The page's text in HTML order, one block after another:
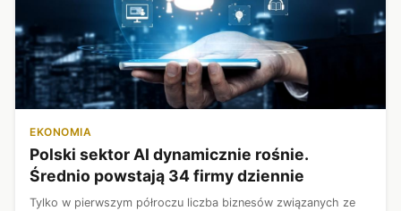
EKONOMIA
Polski sektor AI dynamicznie rośnie.
Średnio powstają 34 firmy dziennie
Tylko w pierwszym półroczu liczba biznesów związanych ze